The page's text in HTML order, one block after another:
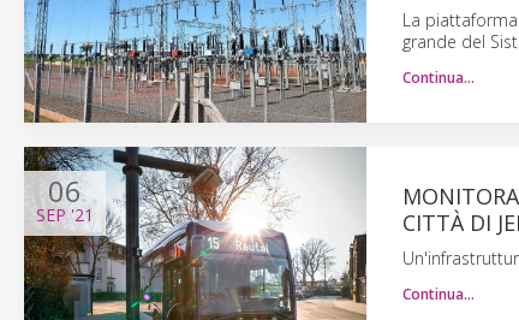
La
grande del
Continua…
06
SEP'21
CITTÀ DI
Continua…